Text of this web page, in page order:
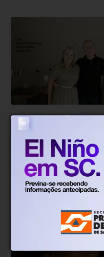
Decanter figura
importadoras do
Fundada em julho de
trocou a aposentadoria
comemora neste mês de
das maiores importadoras